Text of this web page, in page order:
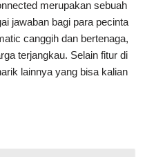
merupakan sebuah
jawaban bagi para pecinta
canggih dan bertenaga,
terjangkau. Selain fitur di
lainnya yang bisa kalian